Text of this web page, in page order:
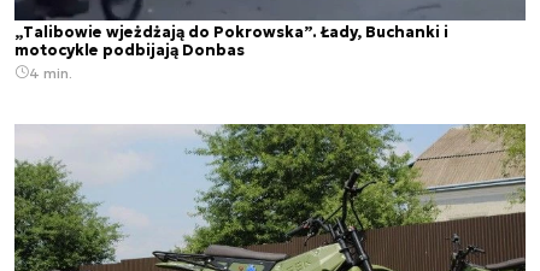
„Talibowie wjeżdżają do Pokrowska”. Łady, Buchanki i
motocykle podbijają Donbas
4 min.